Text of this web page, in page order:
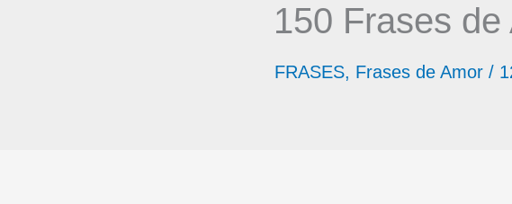
150 Frases
FRASES, Frases de Amor/